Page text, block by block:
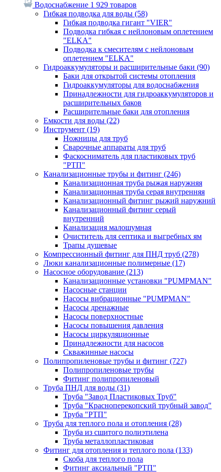
Водоснабжение 1 929 товаров
Гибкая подводка для воды (58)
Гибкая подводка гигант "VIER"
Подводка гибкая с нейлоновым оплетением
"ELKA"
Подводка к смесителям с нейлоновым
оплетением "ELKA"
Гидроаккумуляторы и расширительные баки (90)
Баки для открытой системы отопления
Гидроаккумуляторы для водоснабжения
Принадлежности для гидроаккумуляторов и
расширительных баков
Расширительные баки для отопления
Емкости для воды (22)
Инструмент (19)
Ножницы для труб
Сварочные аппараты для труб
Фаскосниматель для пластиковых труб
"РТП"
Канализационные трубы и фитинг (246)
Канализационная труба рыжая наружняя
Канализационная труба серая внутренняя
Канализационный фитинг рыжий наружний
Канализационный фитинг серый
внутренний
Канализация малошумная
Очиститель для септика и выгребных ям
Трапы душевые
Компрессионный фитинг для ПНД труб (278)
Люки канализационные полимерные (17)
Насосное оборудование (213)
Канализационные установки "PUMPMAN"
Насосные станции
Насосы вибрационные "PUMPMAN"
Насосы дренажные
Насосы поверхностные
Насосы повышения давления
Насосы циркуляционные
Принадлежности для насосов
Скважинные насосы
Полипропиленовые трубы и фитинг (727)
Полипропиленовые трубы
Фитинг полипропиленовый
Труба ПНД для воды (31)
Труба "Завод Пластиковых Труб"
Труба "Красноперекопский трубный завод"
Труба "РТП"
Труба для теплого пола и отопления (28)
Труба из сшитого полиэтилена
Труба металлопластиковая
Фитинг для отопления и теплого пола (133)
Скоба для теплого пола
Фитинг аксиальный "РТП"